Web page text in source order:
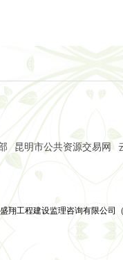
昆明市公共资源交易网
翔工程建设监理咨询有限公司